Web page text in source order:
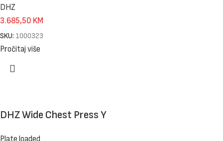
DHZ
3.685,50 KM
SKU: 1000323
Pročitaj više
DHZ Wide Chest Press Y